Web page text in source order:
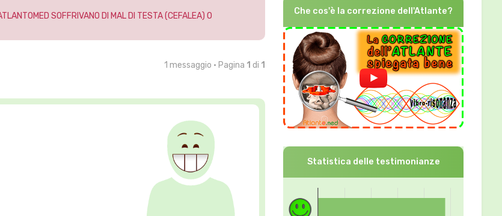
SOFFRIVANO DI MAL DI TESTA (CEFALEA) O
1 messaggio • Pagina 1 di 1
Che cos'è la correzione dell'Atlante?
Statistica delle testimonianze